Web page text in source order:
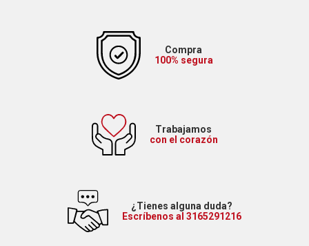
Compra
100% segura
Trabajamos
con el corazón
¿Tienes alguna duda?
Escríbenos al 3165291216